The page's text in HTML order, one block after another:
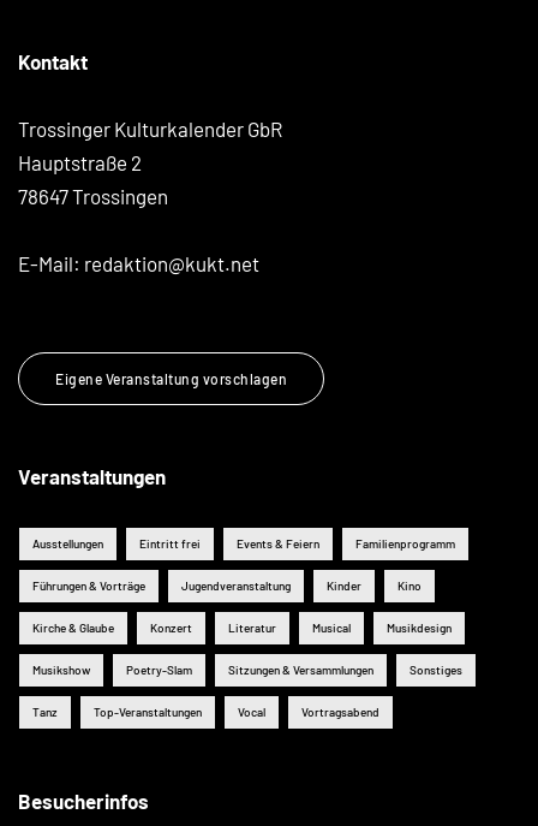
Kontakt
Trossinger Kulturkalender GbR
Hauptstraße 2
78647 Trossingen
E-Mail: redaktion@kukt.net
Eigene Veranstaltung vorschlagen
Veranstaltungen
Ausstellungen Eintritt frei Events & Feiern Familienprogramm
Führungen & Vorträge Jugendveranstaltung Kinder Kino
Kirche & Glaube Konzert Literatur Musical Musikdesign
Musikshow Poetry-Slam Sitzungen & Versammlungen Sonstiges
Tanz Top-Veranstaltungen Vocal Vortragsabend
Besucherinfos